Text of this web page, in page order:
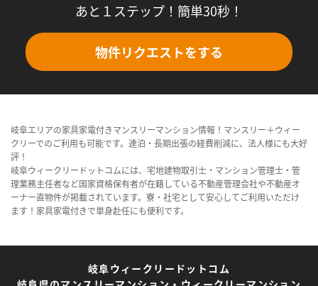
あと１ステップ！簡単30秒！
物件リクエストをする
岐阜エリアの家具家電付きマンスリーマンション情報！マンスリー＋ウィー
クリーでのご利用も可能です。連泊・長期出張の経費削減に、法人様にも大好
評！
岐阜ウィークリードットコムには、宅地建物取引士・マンション管理士・管
理業務主任者など国家資格保有者が在籍している不動産管理会社や不動産オ
ーナー直物件が掲載されています。寮・社宅として安心してご利用いただけ
ます！家具家電付きで単身赴任にも便利です。
岐阜ウィークリードットコム